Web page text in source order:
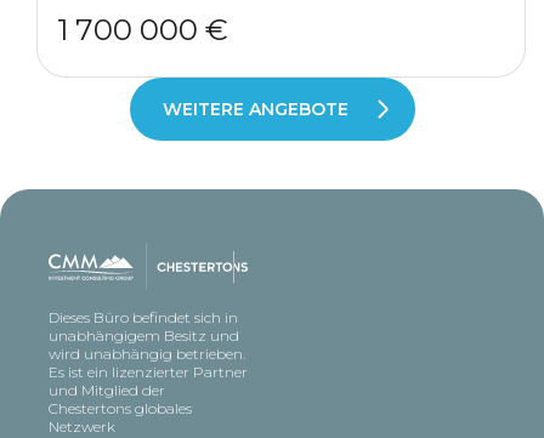
1 700 000 €
WEITERE ANGEBOTE
Dieses Büro befindet sich in
unabhängigem Besitz und
wird unabhängig betrieben.
Es ist ein lizenzierter Partner
und Mitglied der
Chestertons globales
Netzwerk